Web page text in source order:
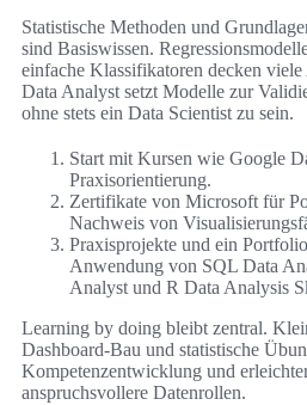
Statistische Methoden und
sind Basiswissen.
einfache Klassifikatoren decken
Data Analyst setzt Modelle zur
ohne stets ein Data Scientist zu sein.
Start mit Kursen wie Google
Praxisorientierung.
Zertifikate von Microsoft für
Nachweis von
Praxisprojekte und ein
Anwendung von SQL Data
Analyst und R Data Analysis
Learning by doing bleibt zentral.
Dashboard-Bau und statistische
Kompetenzentwicklung und
anspruchsvollere Datenrollen.